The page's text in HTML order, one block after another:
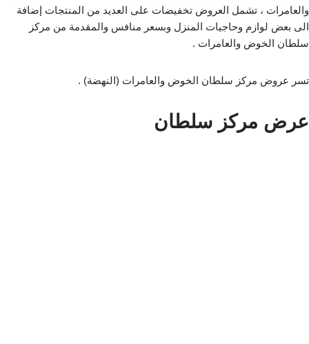
والعامرات ، تشمل العروض تخفيضات على العديد من المنتجات إضافة
الى بعض لوازم وحاجيات المنزل وبسعر منافس والمقدمة من مركز
سلطان الخوض والعامرات .
تسر عروض مركز سلطان الخوض والعامرات (النهضة) .
عرض مركز سلطان